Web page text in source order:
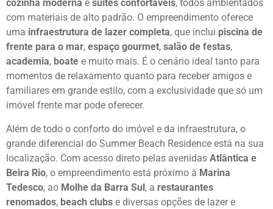
cozinha moderna e suítes confortáveis, todos ambientados
com materiais de alto padrão. O empreendimento oferece
uma infraestrutura de lazer completa, que inclui piscina de
frente para o mar, espaço gourmet, salão de festas,
academia, boate e muito mais. É o cenário ideal tanto para
momentos de relaxamento quanto para receber amigos e
familiares em grande estilo, com a exclusividade que só um
imóvel frente mar pode oferecer.
Além de todo o conforto do imóvel e da infraestrutura, o
grande diferencial do Summer Beach Residence está na sua
localização. Com acesso direto pelas avenidas Atlântica e
Beira Rio, o empreendimento está próximo à Marina
Tedesco, ao Molhe da Barra Sul, a restaurantes
renomados, beach clubs e diversas opções de lazer e